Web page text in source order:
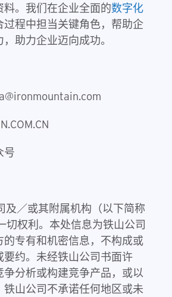
料。我们在企业全面的数字化
过程中担当关键角色，帮助企
助力企业迈向成功。
号
／或其附属机构（以下简称
切权利。本处信息为铁山公司
的专有和机密信息，不构成或
要约。未经铁山公司书面许
争分析或构建竞争产品，或以
铁山公司不承诺任何地区或未